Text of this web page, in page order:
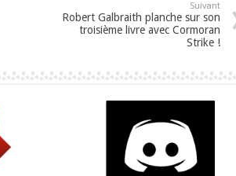
Suivant
Robert Galbraith planche sur son
troisième livre avec Cormoran
Strike !